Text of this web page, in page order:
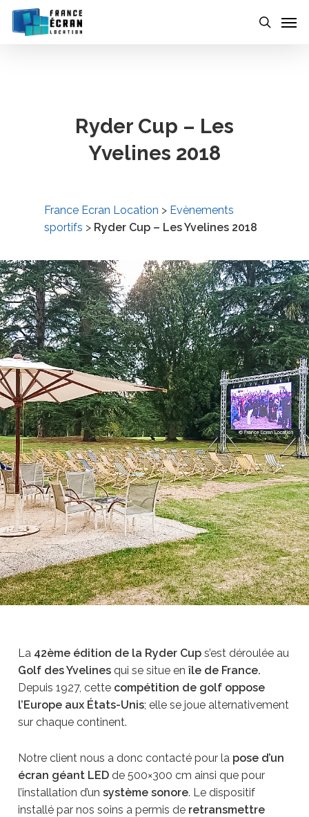
Skip
Ryder Cup – Les
Yvelines 2018
France Ecran Location > Evènements
sportifs > Ryder Cup – Les Yvelines 2018
La 42ème édition de la Ryder Cups’est déroulée au
Golf des Yvelinesqui se situe en île de France.
Depuis 1927, cettecompétition de golf oppose
l’Europe aux États-Unis; elle se joue alternativement
sur chaque continent.
Notre client nous a donc contacté pour la pose d’un
écran géant LEDde 500×300 cm ainsi que pour
l’installation d’un système sonore. Le dispositif
installé par nos soins a permis deretransmettre